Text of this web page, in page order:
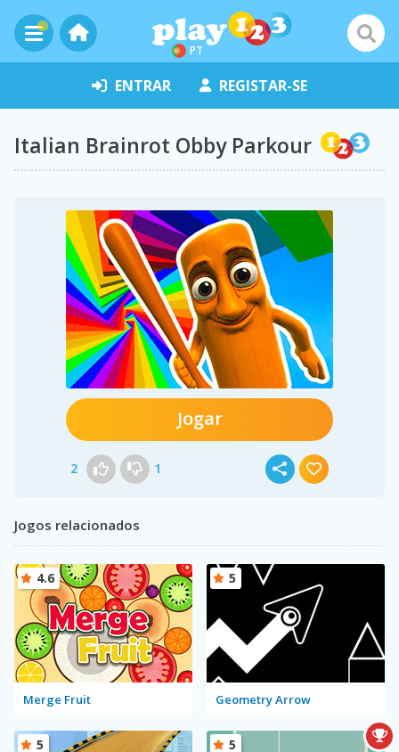
PT
ENTRAR REGISTAR-SE
Italian Brainrot Obby Parkour
Jogar
2 1
Jogos relacionados
Merge Fruit
4.6
Geometry Arrow
5
5 5